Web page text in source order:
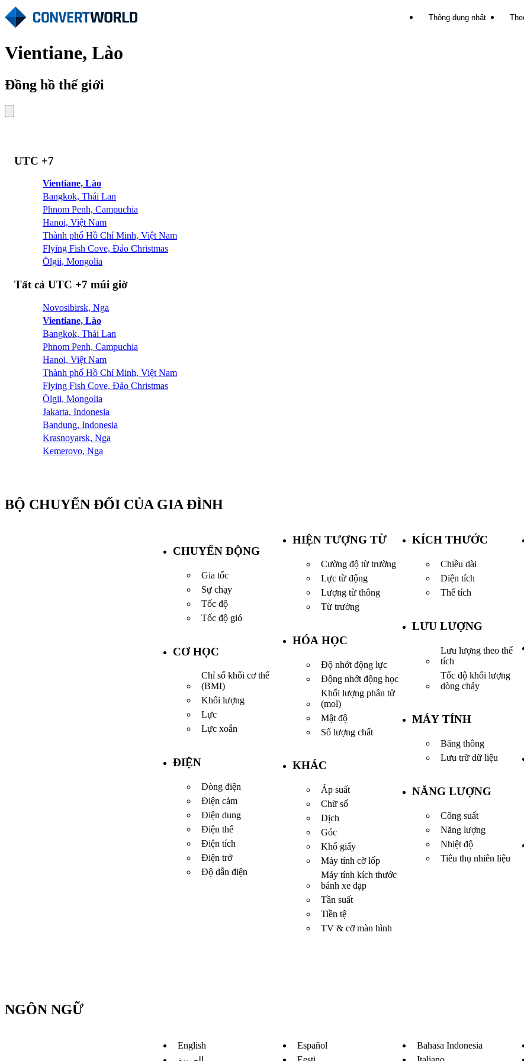
Thông dụng nhất
Vientiane, Lào
Đồng hồ thế giới
UTC +7
Vientiane, Lào
Bangkok, Thái Lan
Phnom Penh, Campuchia
Hanoi, Việt Nam
Thành phố Hồ Chí Minh, Việt Nam
Flying Fish Cove, Đảo Christmas
Ölgii, Mongolia
Tất cả UTC +7 múi giờ
Novosibirsk, Nga
Vientiane, Lào
Bangkok, Thái Lan
Phnom Penh, Campuchia
Hanoi, Việt Nam
Thành phố Hồ Chí Minh, Việt Nam
Flying Fish Cove, Đảo Christmas
Ölgii, Mongolia
Jakarta, Indonesia
Bandung, Indonesia
Krasnoyarsk, Nga
Kemerovo, Nga
BỘ CHUYỂN ĐỔI CỦA GIA ĐÌNH
CHUYỂN ĐỘNG
Gia tốc
Sự chạy
Tốc độ
Tốc độ gió
CƠ HỌC
Chỉ số khối cơ thể
(BMI)
Khối lượng
Lực
Lực xoắn
ĐIỆN
Dòng điện
Điện cảm
Điện dung
Điện thế
Điện tích
Điện trở
Độ dẫn điện
HIỆN TƯỢNG TỪ
Cường độ từ trường
Lực từ động
Lượng từ thông
Từ trường
HÓA HỌC
Độ nhớt động lực
Động nhớt động học
Khối lượng phân tử
(mol)
Mật độ
Số lượng chất
KHÁC
Áp suất
Chữ số
Dịch
Góc
Khổ giấy
Máy tính cỡ lốp
Máy tính kích thước
bánh xe đạp
Tần suất
Tiền tệ
TV & cỡ màn hình
KÍCH THƯỚC
Chiều dài
Diện tích
Thể tích
LƯU LƯỢNG
Lưu lượng theo thể
tích
Tốc độ khối lượng
dòng chảy
MÁY TÍNH
Băng thông
Lưu trữ dữ liệu
NĂNG LƯỢNG
Công suất
Năng lượng
Nhiệt độ
Tiêu thụ nhiên liệu
NGÔN NGỮ
English
Español
Bahasa Indonesia